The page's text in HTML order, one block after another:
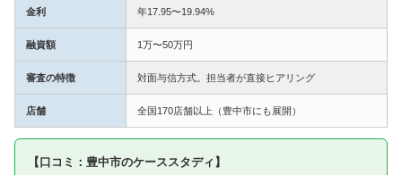
金利 年17.95〜19.94%
融資額 1万〜50万円
審査の特徴 対面与信方式。担当者が直接ヒアリング
店舗 全国170店舗以上（豊中市にも展開）
【口コミ：豊中市のケーススタディ】